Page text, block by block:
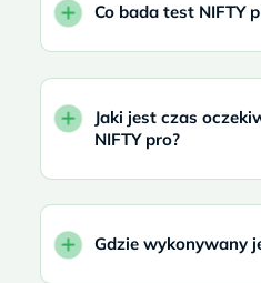
Co bada test NIFTY
Jaki jest czas
NIFTY pro?
Gdzie wykonywany